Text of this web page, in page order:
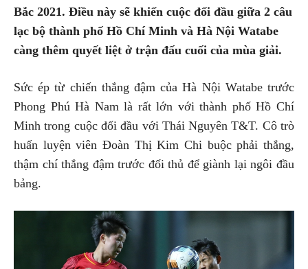
Bắc 2021. Điều này sẽ khiến cuộc đối đầu giữa 2 câu
lạc bộ thành phố Hồ Chí Minh và Hà Nội Watabe
càng thêm quyết liệt ở trận đấu cuối của mùa giải.
Sức ép từ chiến thắng đậm của Hà Nội Watabe trước
Phong Phú Hà Nam là rất lớn với thành phố Hồ Chí
Minh trong cuộc đối đầu với Thái Nguyên T&T. Cô trò
huấn luyện viên Đoàn Thị Kim Chi buộc phải thắng,
thậm chí thắng đậm trước đối thủ để giành lại ngôi đầu
bảng.